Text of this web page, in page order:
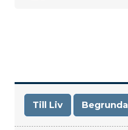
Till Liv Begrunda